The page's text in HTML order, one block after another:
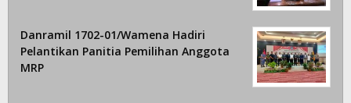
Danramil 1702-01/Wamena Hadiri
Pelantikan Panitia Pemilihan Anggota
MRP